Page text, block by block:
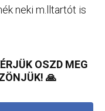
neki m.lltartót is
OSZD MEG
🙏